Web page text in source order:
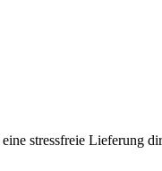
stressfreie Lieferung